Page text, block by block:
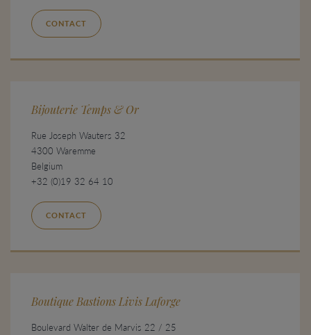
CONTACT
Bijouterie Temps & Or
Rue Joseph Wauters 32
4300 Waremme
Belgium
+32 (0)19 32 64 10
CONTACT
Boutique Bastions Livis Laforge
Boulevard Walter de Marvis 22 / 25